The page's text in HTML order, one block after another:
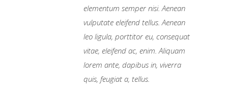
elementum semper nisi. Aenean
vulputate eleifend tellus. Aenean
leo ligula, porttitor eu, consequat
vitae, eleifend ac, enim. Aliquam
lorem ante, dapibus in, viverra
quis, feugiat a, tellus.